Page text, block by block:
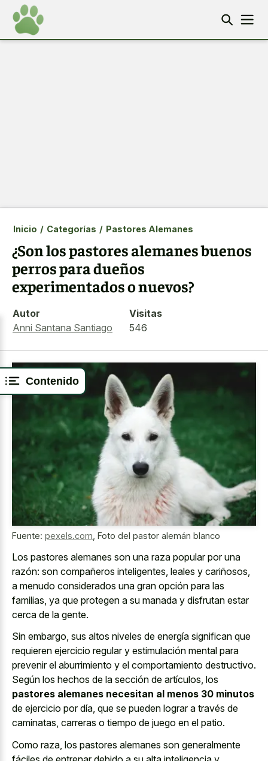
Contenido
Inicio / Categorías / Pastores Alemanes
¿Son los pastores alemanes buenos
perros para dueños
experimentados o nuevos?
Autor
Anni Santana Santiago
Visitas
546
Fuente: pexels.com Foto del pastor alemán blanco
Los pastores alemanes son una raza popularpor una
razón: son compañeros inteligentes, leales y cariñosos,
a menudo considerados una gran opción para las
familias, ya que protegen a su manada y disfrutan estar
cerca de la gente.
Sin embargo, sus altos niveles de energía significan que
requieren ejercicio regular y estimulación mental para
prevenir el aburrimiento y el comportamiento destructivo.
Según los hechos de la sección de artículos, los
pastores alemanes necesitan al menos 30 minutos
de ejercicio por día, que se pueden lograr a través de
caminatas, carreras o tiempo de juego en el patio.
Como raza, los pastores alemanes son generalmente